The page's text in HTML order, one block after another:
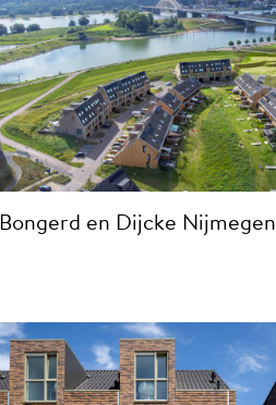
Bongerd en Dijcke Nijmegen